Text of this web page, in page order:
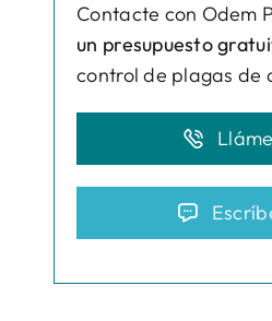
Contacte con Odem
un presupuesto
control de plagas de